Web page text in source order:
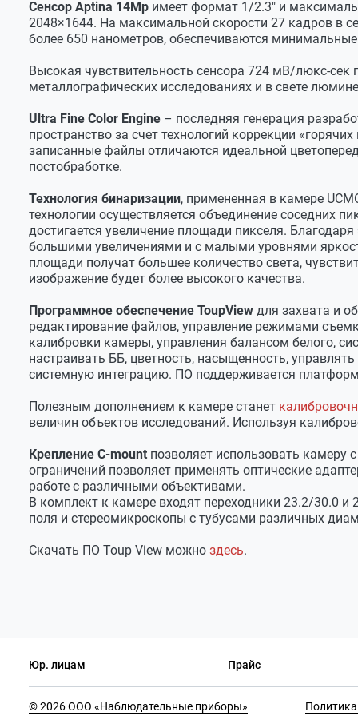
Сенсор Aptina 14Мр имеет формат 1/2.3" и
2048×1644. На максимальной скорости 27 кадров в
более 650 нанометров, обеспечиваются
Высокая чувствительность сенсора 724 мВ/люкс-
металлографических исследованиях и в свете
Ultra Fine Color Engine – последняя генерация
пространство за счет технологий коррекции
записанные файлы отличаются идеальной
постобработке.
Технология бинаризации, примененная в камере
технологии осуществляется объединение соседних
достигается увеличение площади пикселя.
большими увеличениями и с малыми уровнями
площади получат большее количество света,
изображение будет более высокого качества.
Программное обеспечение ToupView для захвата и
редактирование файлов, управление режимами
калибровки камеры, управления балансом белого,
настраивать ББ, цветность, насыщенность,
системную интеграцию. ПО поддерживается
Полезным дополнением к камере станет
величин объектов исследований. Используя
Крепление C-mount позволяет использовать камеру
ограничений позволяет применять оптические
работе с различными объективами.
В комплект к камере входят переходники 23.2/30.0
поля и стереомикроскопы с тубусами различных
Скачать ПО Toup View можно здесь.
Формат файлов фото JPG, PNG, TIFF
Разрешение
Разрешение максимальное 4096x3288
Разрешение (1.8 к/с) 4096x3288
Разрешение (10 к/с) 2048x1644
Разрешение (27 к/с) 1024x822
Изображение
ИК-фильтр Есть
Спектральный диапазон 380-650 нм
Тип развертки Прогрессивная
Тип затвора ERS (электронный
Технология Ultra Fine Color Engine Есть
Чувствительность (550 нм) 724 мВ/люкс-сек
Динамический диапазон 65.3 дБ
Сигнал/шум 35.5 дБ
Операционная система Win / Mac OS / Linux /
Программное обеспечение ToupView
Режимы экспозиции Авто /
Установка камеры C-mount / 23.2 мм
Оптический адаптер
Юр. лицам Прайс
© 2026 ООО «Наблюдательные приборы»